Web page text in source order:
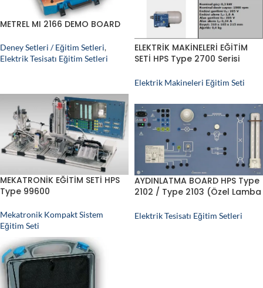
METREL MI 2166 DEMO BOARD
Deney Setleri / Eğitim Setleri,
Elektrik Tesisatı Eğitim Setleri
ELEKTRİK MAKİNELERİ EĞİTİM
SETİ HPS Type 2700 Serisi
Elektrik Makineleri Eğitim Seti
MEKATRONİK EĞİTİM SETİ HPS
Type 99600
Mekatronik Kompakt Sistem
Eğitim Seti
AYDINLATMA BOARD HPS Type
2102 / Type 2103 (Özel Lamba
Elektrik Tesisatı Eğitim Setleri